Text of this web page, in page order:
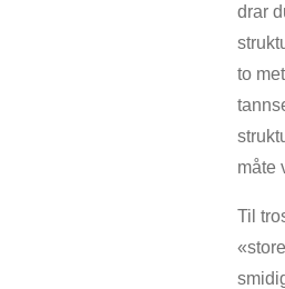
drar
to
måte
Til